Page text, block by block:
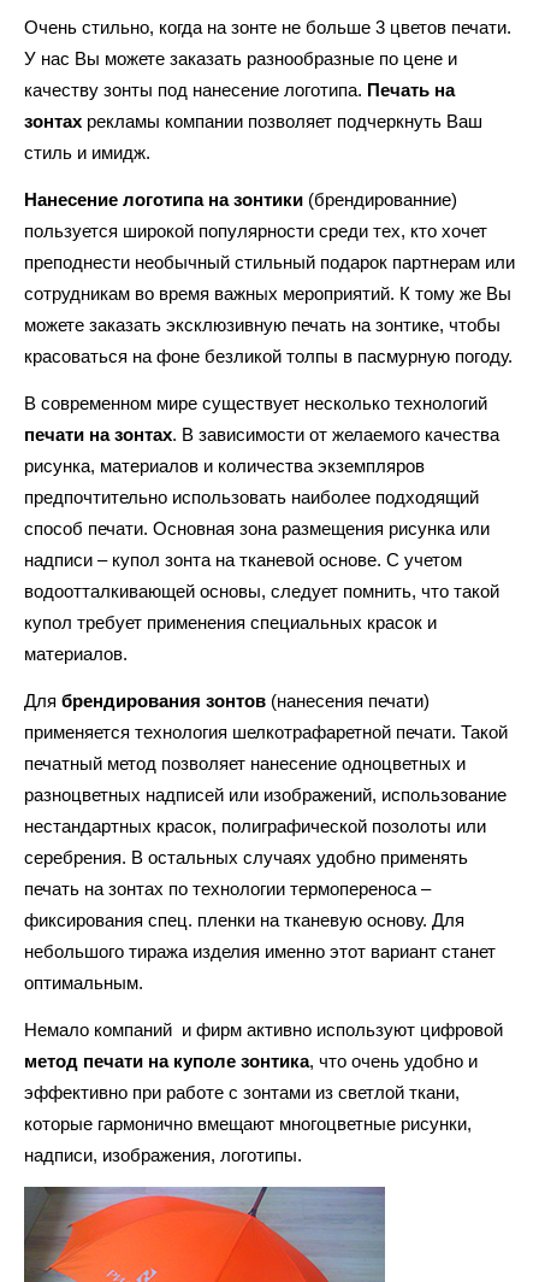
Очень стильно, когда на зонте не больше 3 цветов печати.
У нас Вы можете заказать разнообразные по цене и
качеству зонты под нанесение логотипа. Печать на
зонтах рекламы компании позволяет подчеркнуть Ваш
стиль и имидж.
Нанесение логотипа на зонтики (брендированние)
пользуется широкой популярности среди тех, кто хочет
преподнести необычный стильный подарок партнерам или
сотрудникам во время важных мероприятий. К тому же Вы
можете заказать эксклюзивную печать на зонтике, чтобы
красоваться на фоне безликой толпы в пасмурную погоду.
В современном мире существует несколько технологий
печати на зонтах. В зависимости от желаемого качества
рисунка, материалов и количества экземпляров
предпочтительно использовать наиболее подходящий
способ печати. Основная зона размещения рисунка или
надписи – купол зонта на тканевой основе. С учетом
водоотталкивающей основы, следует помнить, что такой
купол требует применения специальных красок и
материалов.
Для брендирования зонтов (нанесения печати)
применяется технология шелкотрафаретной печати. Такой
печатный метод позволяет нанесение одноцветных и
разноцветных надписей или изображений, использование
нестандартных красок, полиграфической позолоты или
серебрения. В остальных случаях удобно применять
печать на зонтах по технологии термопереноса –
фиксирования спец. пленки на тканевую основу. Для
небольшого тиража изделия именно этот вариант станет
оптимальным.
Немало компаний и фирм активно используют цифровой
метод печати на куполе зонтика, что очень удобно и
эффективно при работе с зонтами из светлой ткани,
которые гармонично вмещают многоцветные рисунки,
надписи, изображения, логотипы.